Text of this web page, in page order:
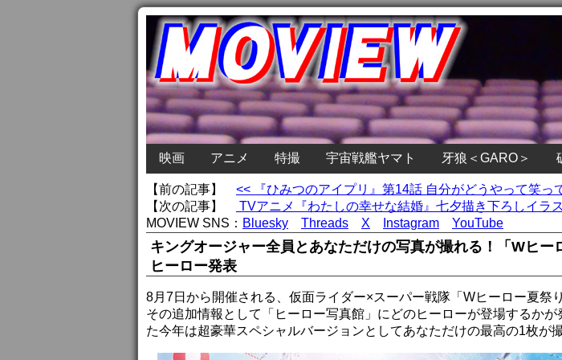
映画 アニメ 特撮 宇宙戦艦ヤマト 牙狼＜GARO＞
【前の記事】 << 『ひみつのアイプリ』第14話 自分がどうやって笑っ
【次の記事】
TVアニメ『わたしの幸せな結婚』七夕描き下ろしイラ
MOVIEW SNS： Bluesky Threads X Instagram YouTube
キングオージャー全員とあなただけの写真が撮れる！「Wヒー
ヒーロー発表
8月7日から開催される、仮面ライダー×スーパー戦隊「Wヒーロー夏祭
その追加情報として「ヒーロー写真館」にどのヒーローが登場するかが
た今年は超豪華スペシャルバージョンとしてあなただけの最高の1枚が撮